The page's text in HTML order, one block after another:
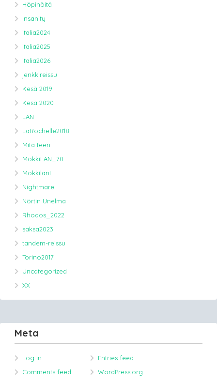
Höpinöitä
Insanity
italia2024
italia2025
italia2026
jenkkireissu
Kesä 2019
Kesä 2020
LAN
LaRochelle2018
Mitä teen
MökkiLAN_70
MokkilanL
Nightmare
Nörtin Unelma
Rhodos_2022
saksa2023
tandem-reissu
Torino2017
Uncategorized
XX
Meta
Log in
Entries feed
Comments feed
WordPress.org